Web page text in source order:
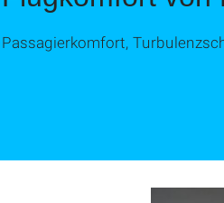
Passagierkomfort,